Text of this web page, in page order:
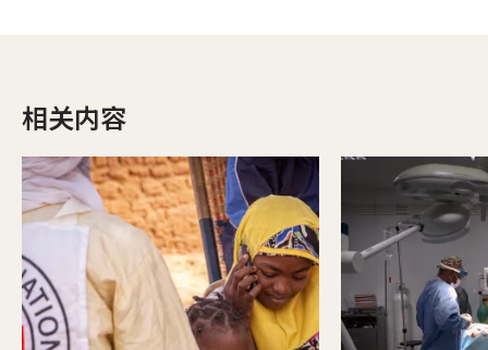
相关内容